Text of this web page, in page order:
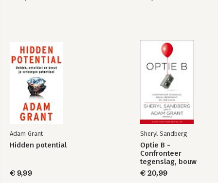
Weten wat je niet
weet
Het kan ook anders
Bekijk alle boeken
Adam Grant
Hidden potential
€ 9,99
Sheryl Sandberg
Optie B -
Confronteer
tegenslag, bouw
veerkracht en vind
geluk
€ 20,99